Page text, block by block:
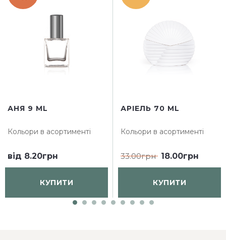
АНЯ 9 ML
Кольори в асортименті
від 8.20грн
КУПИТИ
АРІЕЛЬ 70 ML
Кольори в асортименті
33.00грн 18.00грн
КУПИТИ